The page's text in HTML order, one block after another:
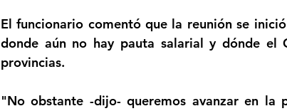
El funcionario comentó que la reunión se
donde aún no hay pauta salarial y dónde el
provincias.
"No obstante -dijo- queremos avanzar en la